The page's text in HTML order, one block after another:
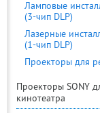
Ламповые
(3-чип DLP)
Лазерные
(1-чип DLP)
Проекторы для
Проекторы SONY
кинотеатра